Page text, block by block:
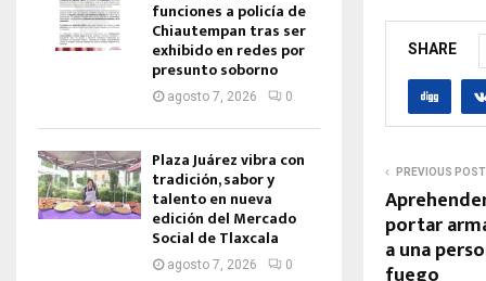
SHARE
PREVIOUS POST
portar
a una
funciones a policía de
Chiautempan tras ser
exhibido en redes por
presunto soborno
agosto 7, 2026 0
Plaza Juárez vibra con
tradición, sabor y
talento en nueva
edición del Mercado
Social de Tlaxcala
agosto 7, 2026 0